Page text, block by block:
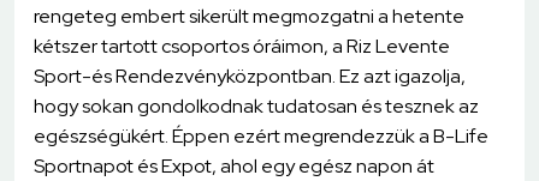
rengeteg embert sikerült megmozgatni a hetente
kétszer tartott csoportos óráimon, a Riz Levente
Sport-és Rendezvényközpontban. Ez azt igazolja,
hogy sokan gondolkodnak tudatosan és tesznek az
egészségükért. Éppen ezért megrendezzük a B-Life
Sportnapot és Expot, ahol egy egész napon át